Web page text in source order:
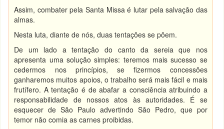
Assim, combater pela Santa Missa é lutar pela salvação das
almas.
Nesta luta, diante de nós, duas tentações se põem.
De um lado a tentação do canto da sereia que nos
apresenta uma solução simples: teremos mais sucesso se
cedermos nos princípios, se fizermos concessões
ganharemos muitos apoios, o trabalho será mais fácil e mais
frutífero. A tentação é de abafar a consciência atribuindo a
responsabilidade de nossos atos às autoridades. É se
esquecer de São Paulo advertindo São Pedro, que por
temor não comia as carnes proibidas.